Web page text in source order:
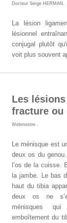
Docteur Serge HERMAN .
La lésion
lésionnel
conjugal plutôt
voit plus souvent
Les
fracture ou
Webmestre .
Le ménisque est
deux os du
l’os de la cuisse.
la jambe. Le bas
haut du tibia
deux os ne
ménisques
emboîtement du